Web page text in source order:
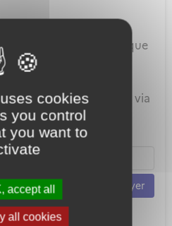
cookies
you control
you want to
accept all
all cookies
est celui de votre
cas celui du compte que
FranceConnect.
lorsque vous vous
mail plutôt que via
Envoyer